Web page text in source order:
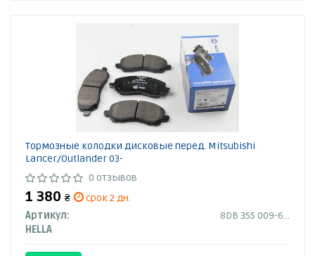
Тормозные колодки дисковые перед. Mitsubishi
Lancer/Outlander 03-
0 отзывов
1 380 ₴
срок 2 дн.
Артикул:
8DB 355 009-671
HELLA